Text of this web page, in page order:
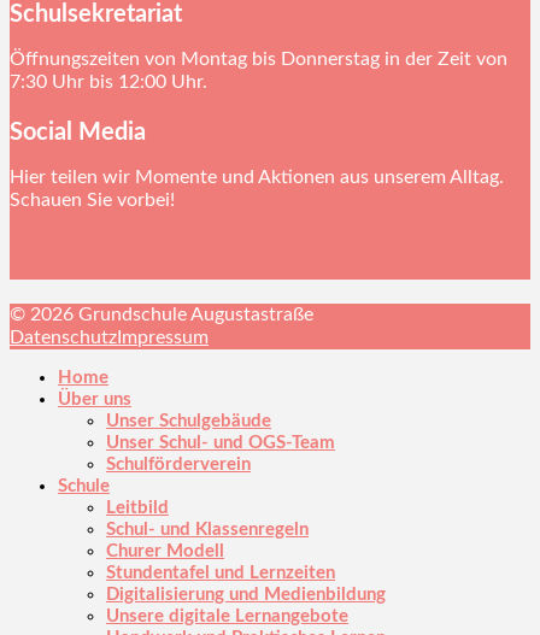
Schulsekretariat
Öffnungszeiten von Montag bis Donnerstag in der Zeit von
7:30 Uhr bis 12:00 Uhr.
Social Media
Hier teilen wir Momente und Aktionen aus unserem Alltag.
Schauen Sie vorbei!
© 2026 Grundschule Augustastraße
Datenschutz Impressum
Home
Über uns
Unser Schulgebäude
Unser Schul- und OGS-Team
Schulförderverein
Schule
Leitbild
Schul- und Klassenregeln
Churer Modell
Stundentafel und Lernzeiten
Digitalisierung und Medienbildung
Unsere digitale Lernangebote